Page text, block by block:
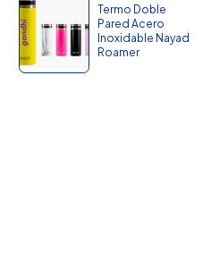
Termo Doble
Pared Acero
Inoxidable Nayad
Roamer